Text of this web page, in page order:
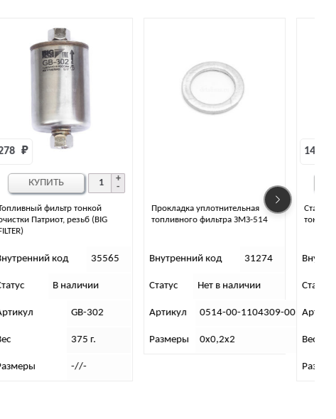
Прокладка уплотнительная
топливного фильтра ЗМЗ-514
Внутренний код
Нет в наличии
Артикул 0514-00-1104309-00
0х0,2х2
Стакан топливного фильтра
тонкой очистки
Внутренний код
Статус В наличии
Артикул 52-1117056-А
Вес 75 г.